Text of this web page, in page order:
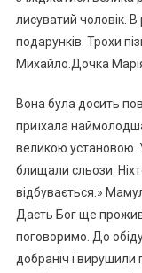
лисуватий чоловік. В
подарунків. Трохи
Михайло.Дочка
Вона була досить
приїхала
великою установою.
блищали сльози.
відбувається.»
Дасть Бог ще
поговоримо. До
добраніч і